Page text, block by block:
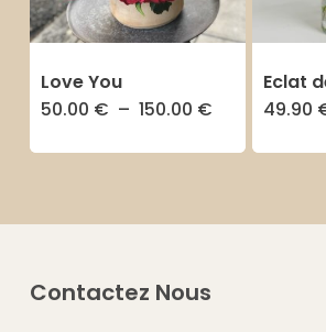
Love You
50.00 € – 150.00 €Plage
prix :
50.00 €
Ce
Les
Eclat
49.90
Contactez Nous